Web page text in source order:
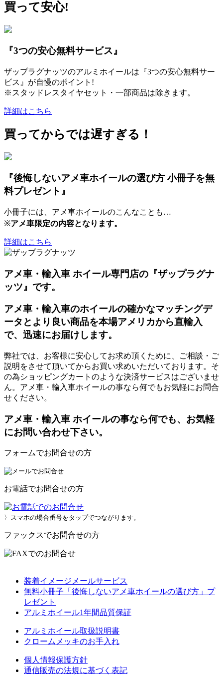
買って安心!
『3つの安心無料サービス』
ザップラグナッツのアルミホイールは『3つの安心無料サー
ビス』が自慢のポイント!
※スタッドレスタイヤセット・一部商品は除きます。
詳細はこちら
買ってからでは遅すぎる！
『後悔しないアメ車ホイールの選び方 小冊子を無
料プレゼント』
小冊子には、アメ車ホイールのこんなことも…
※アメ車限定の内容となります。
詳細はこちら
アメ車・輸入車 ホイール専門店の『ザップラグナ
ッツ』です。
アメ車・輸入車のホイールの確かなマッチングデ
ータとより良い商品を本場アメリカから直輸入
で、迅速にお届けします。
弊社では、お客様に安心してお求め頂くために、ご相談・ご
説明をさせて頂いてからお買い求めいただいております。そ
の為ショッピングカートのような決済サービスはございませ
ん。アメ車・輸入車ホイールの事なら何でもお気軽にお問合
せください。
アメ車・輸入車 ホイールの事なら何でも、お気軽
にお問い合わせ下さい。
フォームでお問合せの方
お電話でお問合せの方
〉スマホの場合番号をタップでつながります。
ファックスでお問合せの方
装着イメージメールサービス
無料小冊子「後悔しないアメ車ホイールの選び方」プ
レゼント
アルミホイール1年間品質保証
アルミホイール取扱説明書
クロームメッキのお手入れ
個人情報保護方針
通信販売の法規に基づく表記